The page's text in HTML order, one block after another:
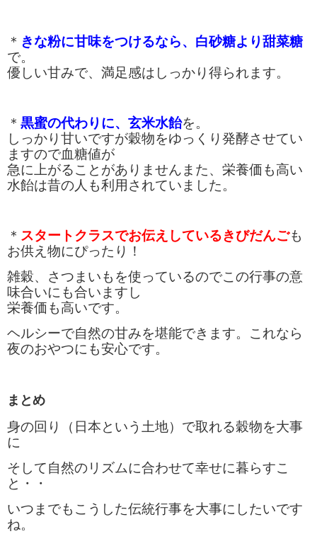
＊ きな粉に甘味をつけるなら、白砂糖より甜菜糖
で。
優しい甘みで、満足感はしっかり得られます。
＊ 黒蜜の代わりに、玄米水飴を。
しっかり甘いですが穀物をゆっくり発酵させてい
ますので血糖値が
急に上がることがありませんまた、栄養価も高い
水飴は昔の人も利用されていました。
＊ スタートクラスでお伝えしているきびだんごも
お供え物にぴったり！
雑穀、さつまいもを使っているのでこの行事の意
味合いにも合いますし
栄養価も高いです。
ヘルシーで自然の甘みを堪能できます。これなら
夜のおやつにも安心です。
まとめ
身の回り（日本という土地）で取れる穀物を大事
に
そして自然のリズムに合わせて幸せに暮らすこ
と・・
いつまでもこうした伝統行事を大事にしたいです
ね。